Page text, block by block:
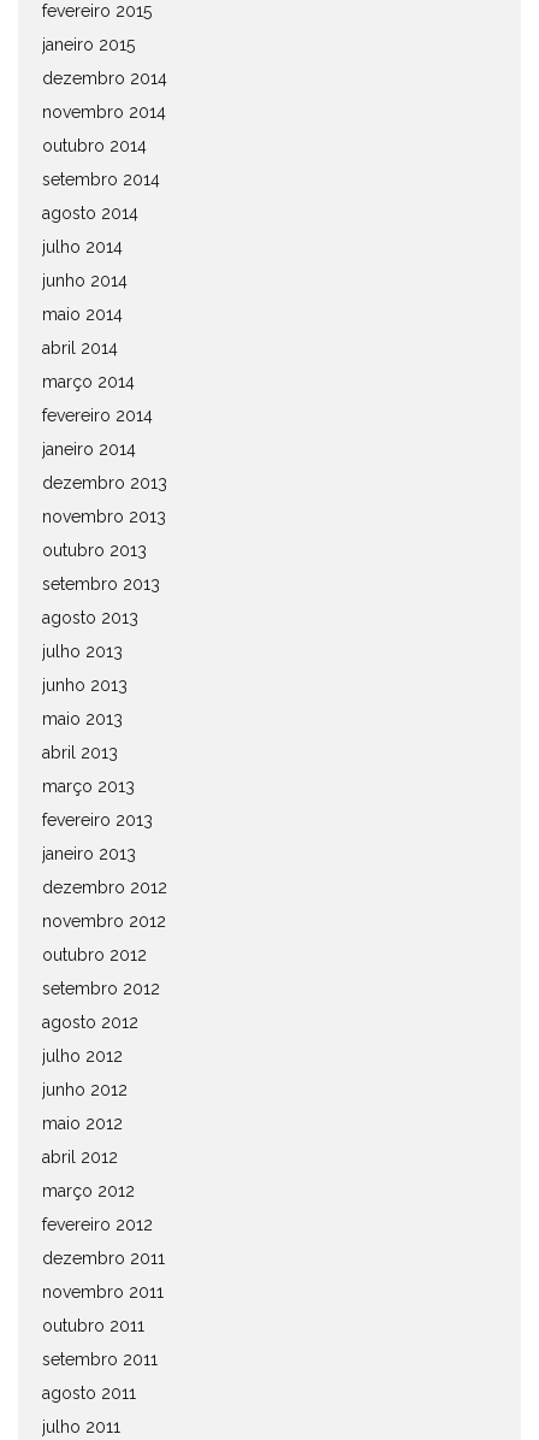
fevereiro 2015
janeiro 2015
dezembro 2014
novembro 2014
outubro 2014
setembro 2014
agosto 2014
julho 2014
junho 2014
maio 2014
abril 2014
março 2014
fevereiro 2014
janeiro 2014
dezembro 2013
novembro 2013
outubro 2013
setembro 2013
agosto 2013
julho 2013
junho 2013
maio 2013
abril 2013
março 2013
fevereiro 2013
janeiro 2013
dezembro 2012
novembro 2012
outubro 2012
setembro 2012
agosto 2012
julho 2012
junho 2012
maio 2012
abril 2012
março 2012
fevereiro 2012
dezembro 2011
novembro 2011
outubro 2011
setembro 2011
agosto 2011
julho 2011